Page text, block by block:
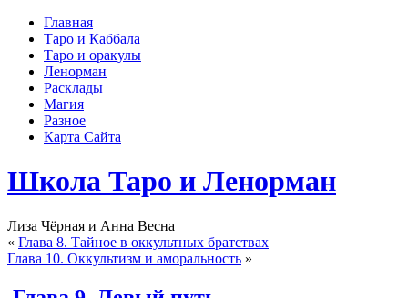
Главная
Таро и Каббала
Таро и оракулы
Ленорман
Расклады
Магия
Разное
Карта Сайта
Школа Таро и Ленорман
Лиза Чёрная и Анна Весна
« Глава 8. Тайное в оккультных братствах
Глава 10. Оккультизм и аморальность »